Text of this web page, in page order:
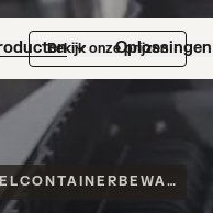
Oplossingen
Bekijk onze prijzen
KOELCONTAINERBEWAKING